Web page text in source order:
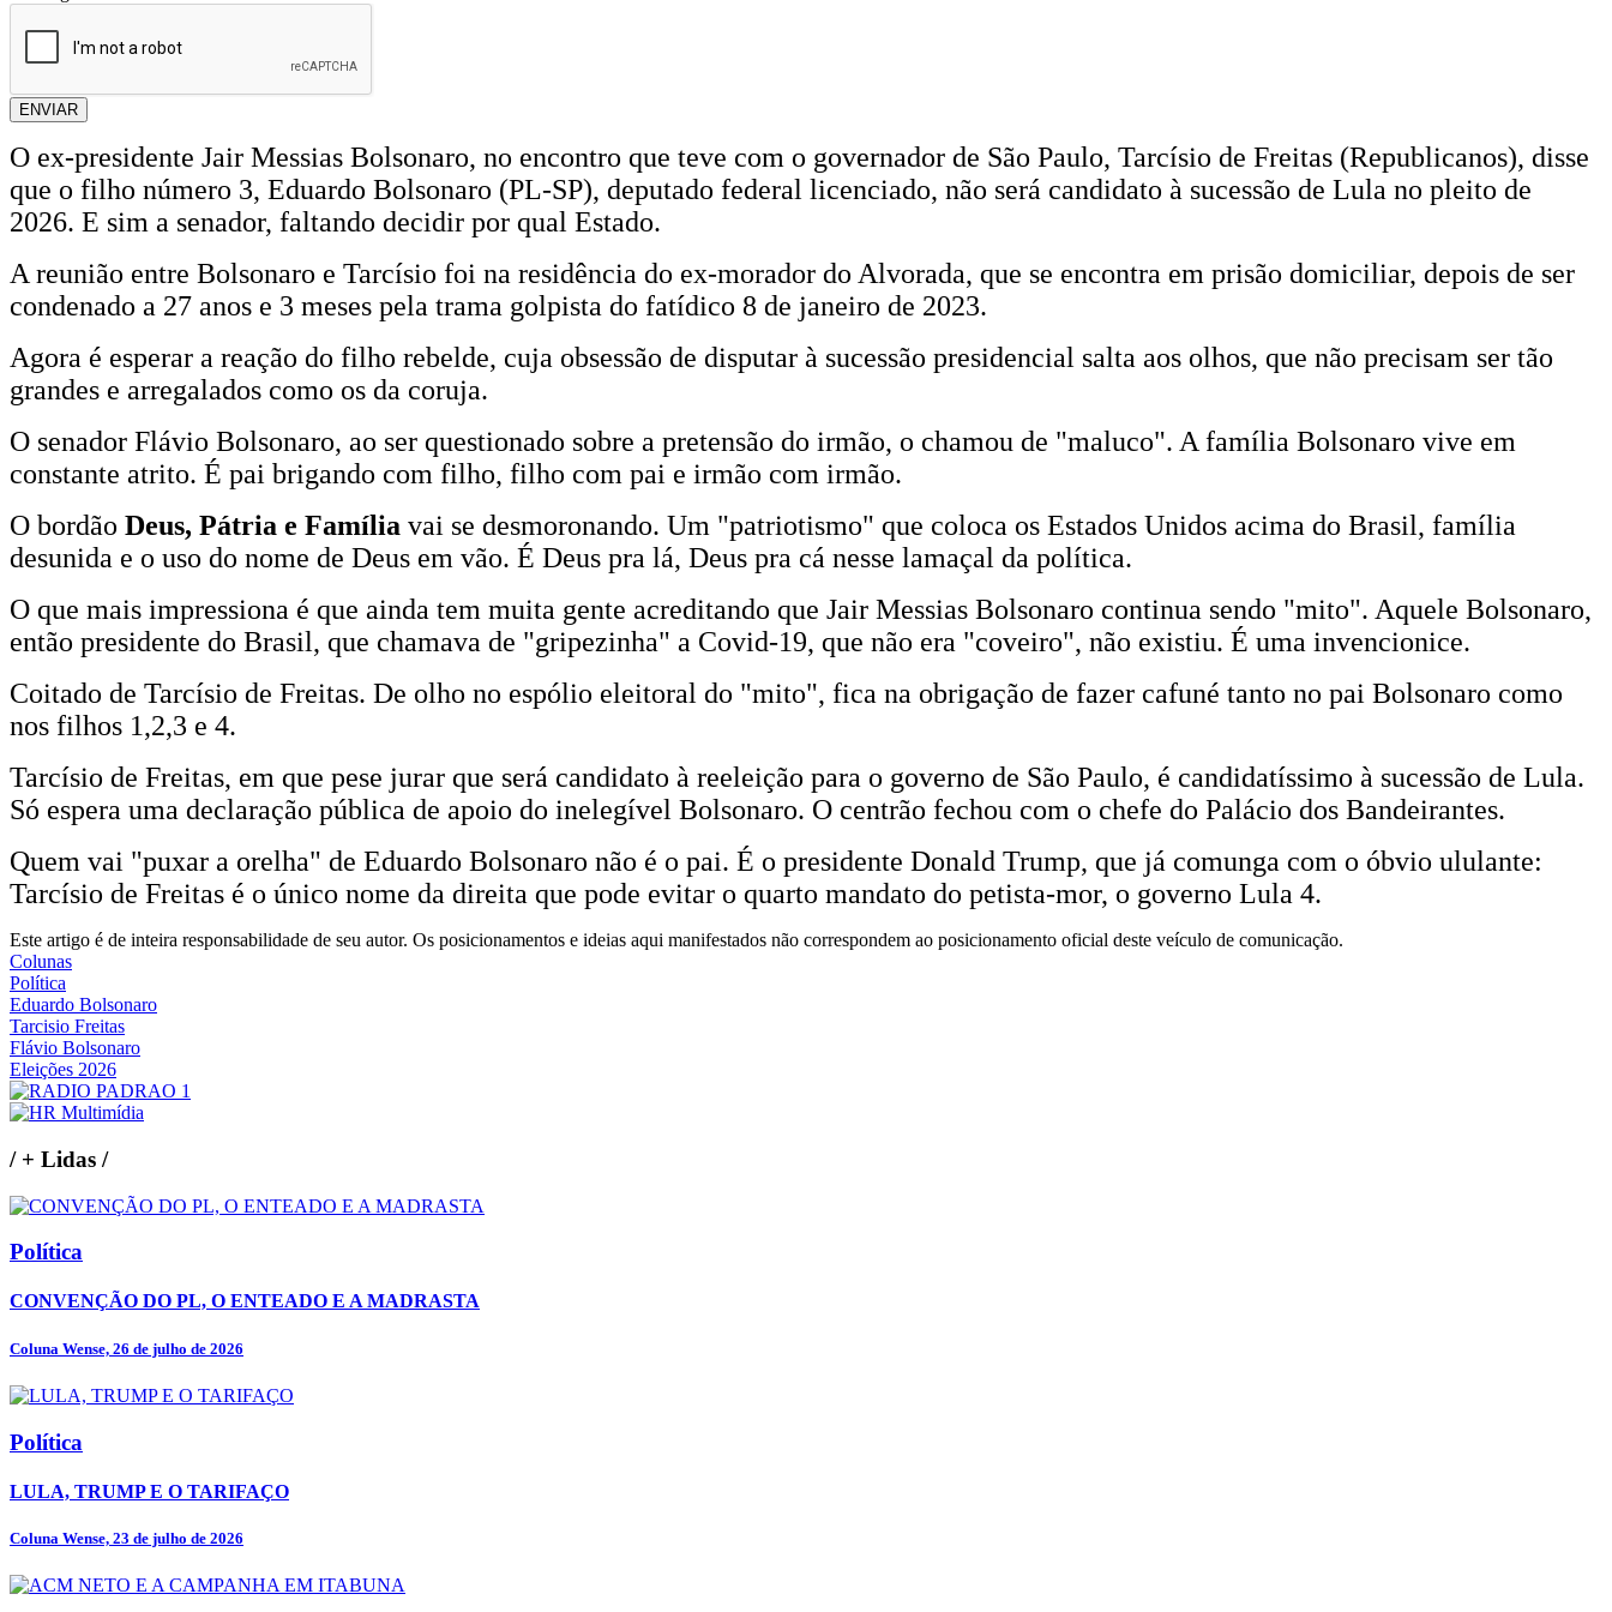
ENVIAR
O ex-presidente Jair Messias Bolsonaro, no encontro que teve com o governador de São Paulo, Tarcísio de Freitas (Republicanos), disse
que o filho número 3, Eduardo Bolsonaro (PL-SP), deputado federal licenciado, não será candidato à sucessão de Lula no pleito de
2026. E sim a senador, faltando decidir por qual Estado.
A reunião entre Bolsonaro e Tarcísio foi na residência do ex-morador do Alvorada, que se encontra em prisão domiciliar, depois de ser
condenado a 27 anos e 3 meses pela trama golpista do fatídico 8 de janeiro de 2023.
Agora é esperar a reação do filho rebelde, cuja obsessão de disputar à sucessão presidencial salta aos olhos, que não precisam ser tão
grandes e arregalados como os da coruja.
O senador Flávio Bolsonaro, ao ser questionado sobre a pretensão do irmão, o chamou de "maluco". A família Bolsonaro vive em
constante atrito. É pai brigando com filho, filho com pai e irmão com irmão.
O bordão Deus, Pátria e Família vai se desmoronando. Um "patriotismo" que coloca os Estados Unidos acima do Brasil, família
desunida e o uso do nome de Deus em vão. É Deus pra lá, Deus pra cá nesse lamaçal da política.
O que mais impressiona é que ainda tem muita gente acreditando que Jair Messias Bolsonaro continua sendo "mito". Aquele Bolsonaro,
então presidente do Brasil, que chamava de "gripezinha" a Covid-19, que não era "coveiro", não existiu. É uma invencionice.
Coitado de Tarcísio de Freitas. De olho no espólio eleitoral do "mito", fica na obrigação de fazer cafuné tanto no pai Bolsonaro como
nos filhos 1,2,3 e 4.
Tarcísio de Freitas, em que pese jurar que será candidato à reeleição para o governo de São Paulo, é candidatíssimo à sucessão de Lula.
Só espera uma declaração pública de apoio do inelegível Bolsonaro. O centrão fechou com o chefe do Palácio dos Bandeirantes.
Quem vai "puxar a orelha" de Eduardo Bolsonaro não é o pai. É o presidente Donald Trump, que já comunga com o óbvio ululante:
Tarcísio de Freitas é o único nome da direita que pode evitar o quarto mandato do petista-mor, o governo Lula 4.
Este artigo é de inteira responsabilidade de seu autor. Os posicionamentos e ideias aqui manifestados não correspondem ao posicionamento oficial deste veículo de comunicação.
Colunas
Política
Eduardo Bolsonaro
Tarcisio Freitas
Flávio Bolsonaro
Eleições 2026
/+ Lidas /
Política
CONVENÇÃO DO PL, O ENTEADO E A MADRASTA
Coluna Wense, 26 de julho de 2026
Política
LULA, TRUMP E O TARIFAÇO
Coluna Wense, 23 de julho de 2026